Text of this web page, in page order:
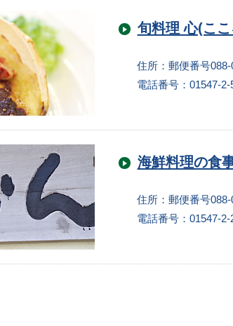
旬料理 心(こ
住所：郵便番号
電話番号：01547-2-
海鮮料理の食
住所：郵便番号
電話番号：01547-2-